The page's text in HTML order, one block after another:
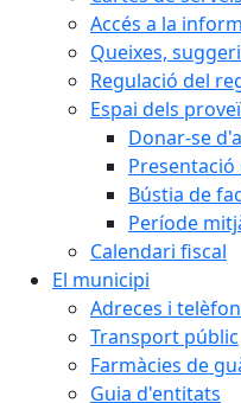
Accés a la
Queixes,
Regulació del
Espai dels
Donar-se
Bústia de
Període
Calendari fiscal
El municipi
Adreces i
Transport públic
Farmàcies de
Guia d'entitats